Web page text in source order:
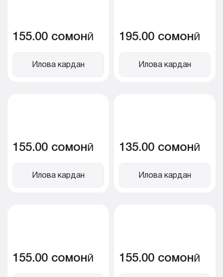
155.00 сомонӣ
Илова кардан
195.00 сомонӣ
Илова кардан
155.00 сомонӣ
Илова кардан
135.00 сомонӣ
Илова кардан
155.00 сомонӣ 155.00 сомонӣ